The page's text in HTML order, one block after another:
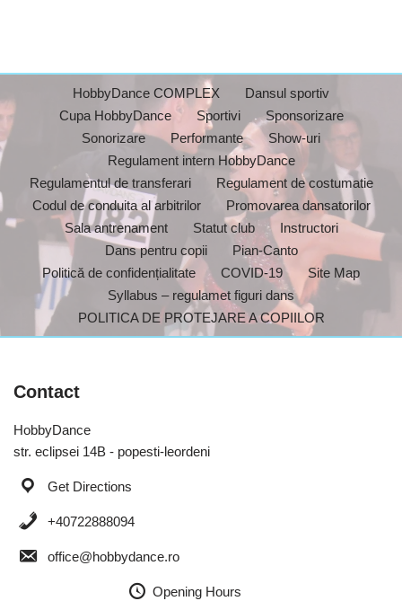
HobbyDance COMPLEX
Dansul sportiv
Cupa HobbyDance
Sportivi
Sponsorizare
Sonorizare
Performante
Show-uri
Regulament intern HobbyDance
Regulamentul de transferari
Regulament de costumatie
Codul de conduita al arbitrilor
Promovarea dansatorilor
Sala antrenament
Statut club
Instructori
Dans pentru copii
Pian-Canto
Politică de confidențialitate
COVID-19
Site Map
Syllabus – regulamet figuri dans
POLITICA DE PROTEJARE A COPIILOR
Contact
HobbyDance
str. eclipsei 14B - popesti-leordeni
Get Directions
+40722888094
office@hobbydance.ro
Opening Hours